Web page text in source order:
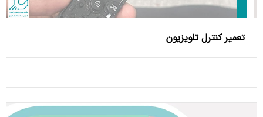
تعمیر کنترل تلویزیون